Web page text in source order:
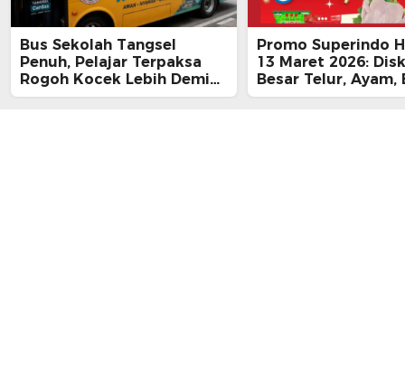
Bus Sekolah Tangsel
Penuh, Pelajar Terpaksa
Rogoh Kocek Lebih Demi
Tiba Tepat Waktu
Promo Superindo
13 Maret 2026:
Besar Telur, Ayam,
hingga Daging,